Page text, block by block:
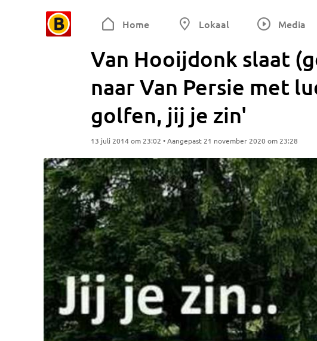
Home Lokaal Media
Van Hooijdonk slaat
naar Van Persie met
golfen, jij je zin'
13 juli 2014 om 23:02 • Aangepast 21 november 2020 om 23:28